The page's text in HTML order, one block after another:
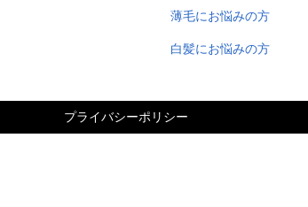
薄毛にお悩みの方
白髪にお悩みの方
プライバシーポリシー